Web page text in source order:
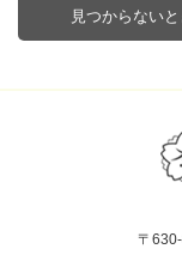
見つからない
〒